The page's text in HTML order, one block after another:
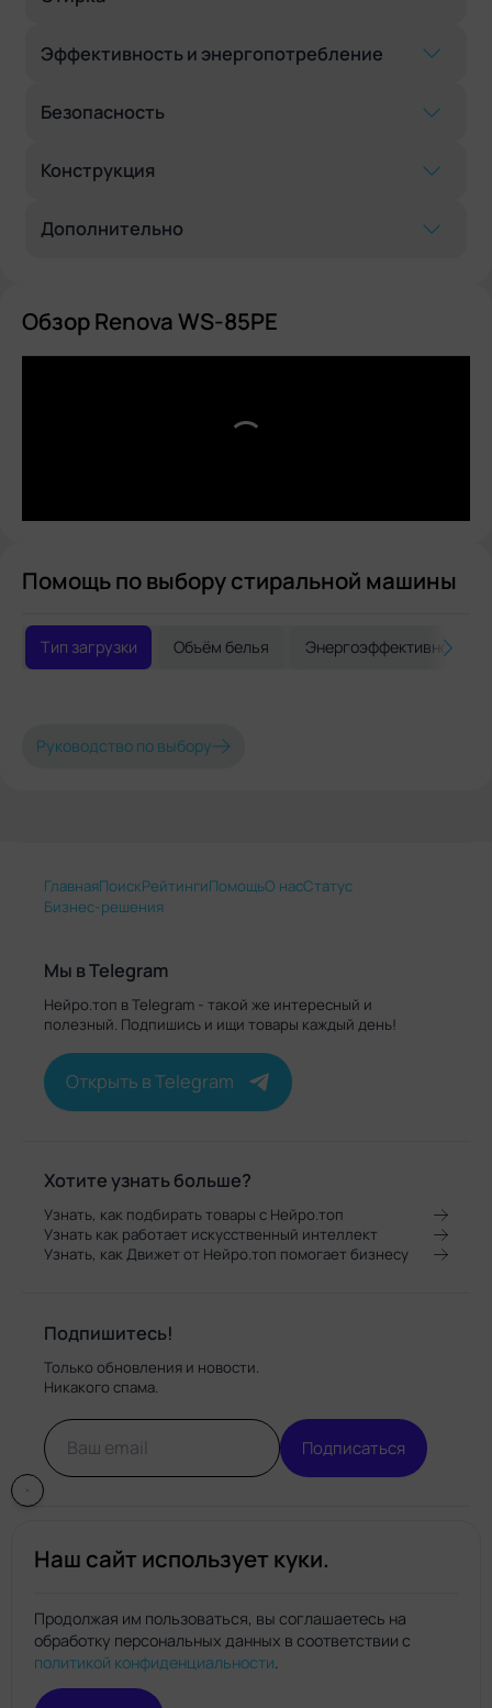
Эффективность и энергопотребление
Безопасность
Конструкция
Дополнительно
Обзор Renova WS-85PE
Помощь по выбору стиральной машины
Тип загрузки Объём белья Энергоэффективность
Руководство по выбору
ГлавнаяПоискРейтингиПомощьО насСтатус
Бизнес-решения
Мы в Telegram
Нейро.топ в Telegram - такой же интересный и
полезный. Подпишись и ищи товары каждый день!
Открыть в Telegram
Хотите узнать больше?
Узнать, как подбирать товары с Нейро.топ
Узнать как работает искусственный интеллект
Узнать, как Движет от Нейро.топ помогает бизнесу
Подпишитесь!
Только обновления и новости.
Никакого спама.
Подписаться
Нейро.топ
© Нейро.топ 2026. Все права защищены.
Наш сайт использует куки.
Продолжая им пользоваться, вы соглашаетесь на
обработку персональных данных в соответствии с
политикой конфиденциальности.